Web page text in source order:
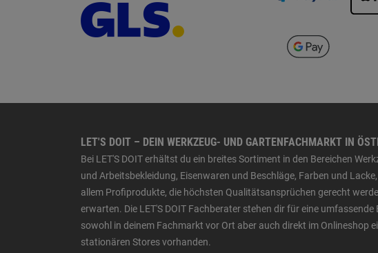
LET'S DOIT – DEIN WERKZEUG- UND GARTENFACHMARKT IN
Bei LET'S DOIT erhältst du ein breites Sortiment in den Bereichen
und Arbeitsbekleidung, Eisenwaren und Beschläge, Farben und
allem Profiprodukte, die höchsten Qualitätsansprüchen gerecht
erwarten. Die LET'S DOIT Fachberater stehen dir für eine
sowohl in deinem Fachmarkt vor Ort aber auch direkt im Onlineshop
stationären Stores vorhanden.